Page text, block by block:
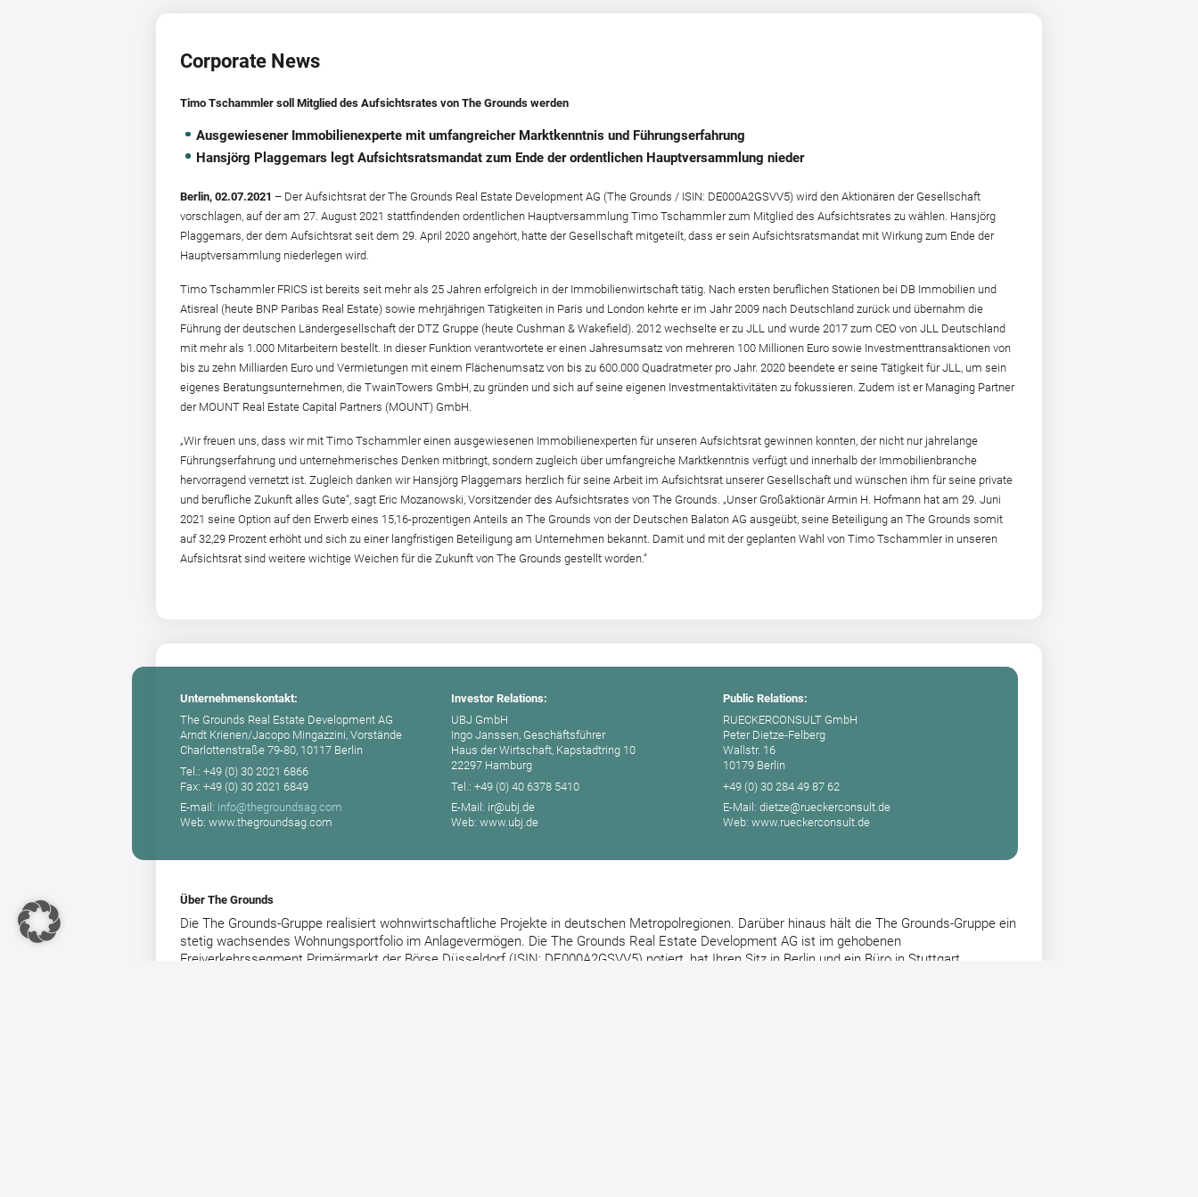
Corporate News
Timo Tschammler soll Mitglied des Aufsichtsrates von The Grounds werden
Ausgewiesener Immobilienexperte mit umfangreicher Marktkenntnis und Führungserfahrung
Hansjörg Plaggemars legt Aufsichtsratsmandat zum Ende der ordentlichen Hauptversammlung nieder
Berlin, 02.07.2021 – Der Aufsichtsrat der The Grounds Real Estate Development AG (The Grounds / ISIN: DE000A2GSVV5) wird den Aktionären der Gesellschaft
vorschlagen, auf der am 27. August 2021 stattfindenden ordentlichen Hauptversammlung Timo Tschammler zum Mitglied des Aufsichtsrates zu wählen. Hansjörg
Plaggemars, der dem Aufsichtsrat seit dem 29. April 2020 angehört, hatte der Gesellschaft mitgeteilt, dass er sein Aufsichtsratsmandat mit Wirkung zum Ende der
Hauptversammlung niederlegen wird.
Timo Tschammler FRICS ist bereits seit mehr als 25 Jahren erfolgreich in der Immobilienwirtschaft tätig. Nach ersten beruflichen Stationen bei DB Immobilien und
Atisreal (heute BNP Paribas Real Estate) sowie mehrjährigen Tätigkeiten in Paris und London kehrte er im Jahr 2009 nach Deutschland zurück und übernahm die
Führung der deutschen Ländergesellschaft der DTZ Gruppe (heute Cushman & Wakefield). 2012 wechselte er zu JLL und wurde 2017 zum CEO von JLL Deutschland
mit mehr als 1.000 Mitarbeitern bestellt. In dieser Funktion verantwortete er einen Jahresumsatz von mehreren 100 Millionen Euro sowie Investmenttransaktionen von
bis zu zehn Milliarden Euro und Vermietungen mit einem Flächenumsatz von bis zu 600.000 Quadratmeter pro Jahr. 2020 beendete er seine Tätigkeit für JLL, um sein
eigenes Beratungsunternehmen, die TwainTowers GmbH, zu gründen und sich auf seine eigenen Investmentaktivitäten zu fokussieren. Zudem ist er Managing Partner
der MOUNT Real Estate Capital Partners (MOUNT) GmbH.
„Wir freuen uns, dass wir mit Timo Tschammler einen ausgewiesenen Immobilienexperten für unseren Aufsichtsrat gewinnen konnten, der nicht nur jahrelange
Führungserfahrung und unternehmerisches Denken mitbringt, sondern zugleich über umfangreiche Marktkenntnis verfügt und innerhalb der Immobilienbranche
hervorragend vernetzt ist. Zugleich danken wir Hansjörg Plaggemars herzlich für seine Arbeit im Aufsichtsrat unserer Gesellschaft und wünschen ihm für seine private
und berufliche Zukunft alles Gute“, sagt Eric Mozanowski, Vorsitzender des Aufsichtsrates von The Grounds. „Unser Großaktionär Armin H. Hofmann hat am 29. Juni
2021 seine Option auf den Erwerb eines 15,16-prozentigen Anteils an The Grounds von der Deutschen Balaton AG ausgeübt, seine Beteiligung an The Grounds somit
auf 32,29 Prozent erhöht und sich zu einer langfristigen Beteiligung am Unternehmen bekannt. Damit und mit der geplanten Wahl von Timo Tschammler in unseren
Aufsichtsrat sind weitere wichtige Weichen für die Zukunft von The Grounds gestellt worden.“
Unternehmenskontakt:
The Grounds Real Estate Development AG
Arndt Krienen/Jacopo Mingazzini, Vorstände
Charlottenstraße 79-80, 10117 Berlin
Tel.: +49 (0) 30 2021 6866
Fax: +49 (0) 30 2021 6849
E-mail: info@thegroundsag.com
Web: www.thegroundsag.com
Investor Relations:
UBJ GmbH
Ingo Janssen, Geschäftsführer
Haus der Wirtschaft, Kapstadtring 10
22297 Hamburg
Tel.: +49 (0) 40 6378 5410
E-Mail: ir@ubj.de
Web: www.ubj.de
Public Relations:
RUECKERCONSULT GmbH
Peter Dietze-Felberg
Wallstr. 16
10179 Berlin
+49 (0) 30 284 49 87 62
E-Mail: dietze@rueckerconsult.de
Web: www.rueckerconsult.de
Über The Grounds
Die The Grounds-Gruppe realisiert wohnwirtschaftliche Projekte in deutschen Metropolregionen. Darüber hinaus hält die The Grounds-Gruppe ein
stetig wachsendes Wohnungsportfolio im Anlagevermögen. Die The Grounds Real Estate Development AG ist im gehobenen
Freiverkehrssegment Primärmarkt der Börse Düsseldorf (ISIN: DE000A2GSVV5) notiert, hat Ihren Sitz in Berlin und ein Büro in Stuttgart.